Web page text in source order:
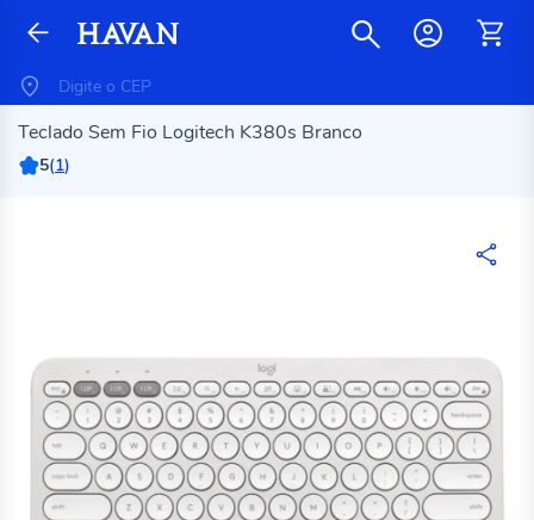
Teclado Sem Fio Logitech K380s Branco
5(1)